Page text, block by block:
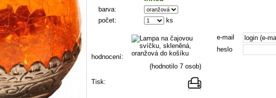
barva:
počet:
ks
hodnocení:
(hodnotilo 7 osob)
Tisk:
e-mail
heslo